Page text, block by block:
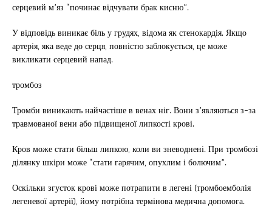
серцевий м’яз “починає відчувати брак кисню”.
У відповідь виникає біль у грудях, відома як стенокардія. Якщо
артерія, яка веде до серця, повністю заблокується, це може
викликати серцевий напад.
тромбоз
Тромби виникають найчастіше в венах ніг. Вони з’являються з-за
травмованої вени або підвищеної липкості крові.
Кров може стати більш липкою, коли ви зневоднені. При тромбозі
ділянку шкіри може “стати гарячим, опухлим і болючим”.
Оскільки згусток крові може потрапити в легені (тромбоемболія
легеневої артерії), йому потрібна термінова медична допомога.